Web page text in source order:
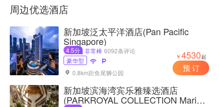
周边优选酒店
新加坡泛太平洋酒店(Pan Pacific
Singapore)
4.5分 非常棒 6092条评论
豪华型


 0.8km距鱼尾狮公园
￥4530起
预 订
新加坡滨海湾宾乐雅臻选酒店
(PARKROYAL COLLECTION Marina